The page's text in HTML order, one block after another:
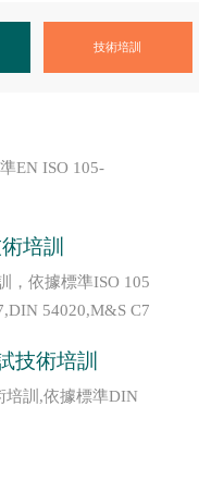
技術培訓
EN ISO 105-
培訓
，依據標準ISO 105
54020,M&S C7
技術培訓
培訓,依據標準DIN